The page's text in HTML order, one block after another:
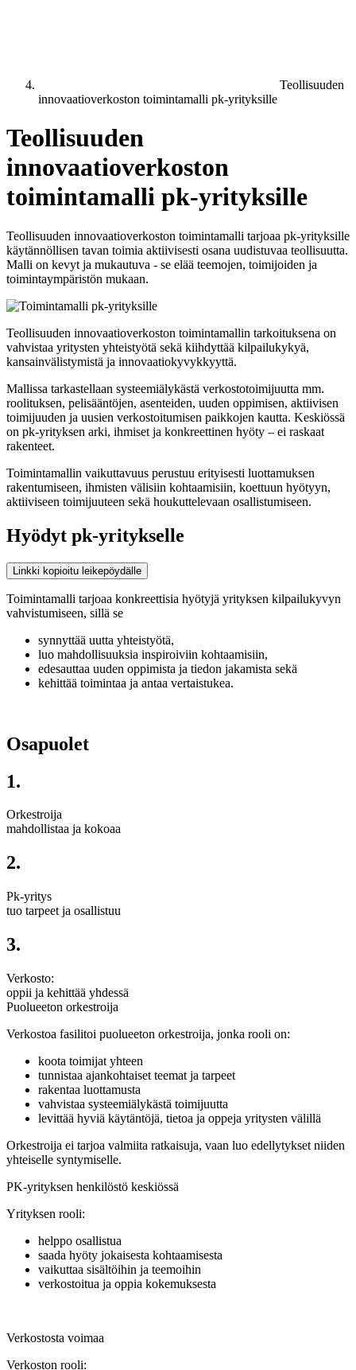
Teollisuuden
innovaatioverkoston toimintamalli pk-yrityksille
Teollisuuden
innovaatioverkoston
toimintamalli pk-yrityksille
Teollisuuden innovaatioverkoston toimintamalli tarjoaa pk-yrityksille
käytännöllisen tavan toimia aktiivisesti osana uudistuvaa teollisuutta.
Malli on kevyt ja mukautuva - se elää teemojen, toimijoiden ja
toimintaympäristön mukaan.
Teollisuuden innovaatioverkoston toimintamallin tarkoituksena on
vahvistaa yritysten yhteistyötä sekä kiihdyttää kilpailukykyä,
kansainvälistymistä ja innovaatiokyvykkyyttä.
Mallissa tarkastellaan systeemiälykästä verkostotoimijuutta mm.
roolituksen, pelisääntöjen, asenteiden, uuden oppimisen, aktiivisen
toimijuuden ja uusien verkostoitumisen paikkojen kautta. Keskiössä
on pk-yrityksen arki, ihmiset ja konkreettinen hyöty – ei raskaat
rakenteet.
Toimintamallin vaikuttavuus perustuu erityisesti luottamuksen
rakentumiseen, ihmisten välisiin kohtaamisiin, koettuun hyötyyn,
aktiiviseen toimijuuteen sekä houkuttelevaan osallistumiseen.
Hyödyt pk-yritykselle
Linkki kopioitu leikepöydälle
Toimintamalli tarjoaa konkreettisia hyötyjä yrityksen kilpailukyvyn
vahvistumiseen, sillä se
synnyttää uutta yhteistyötä,
luo mahdollisuuksia inspiroiviin kohtaamisiin,
edesauttaa uuden oppimista ja tiedon jakamista sekä
kehittää toimintaa ja antaa vertaistukea.
Osapuolet
1.
Orkestroija
mahdollistaa ja kokoaa
2.
Pk-yritys
tuo tarpeet ja osallistuu
3.
Verkosto:
oppii ja kehittää yhdessä
Puolueeton orkestroija
Verkostoa fasilitoi puolueeton orkestroija, jonka rooli on:
koota toimijat yhteen
tunnistaa ajankohtaiset teemat ja tarpeet
rakentaa luottamusta
vahvistaa systeemiälykästä toimijuutta
levittää hyviä käytäntöjä, tietoa ja oppeja yritysten välillä
Orkestroija ei tarjoa valmiita ratkaisuja, vaan luo edellytykset niiden
yhteiselle syntymiselle.
PK-yrityksen henkilöstö keskiössä
Yrityksen rooli:
helppo osallistua
saada hyöty jokaisesta kohtaamisesta
vaikuttaa sisältöihin ja teemoihin
verkostoitua ja oppia kokemuksesta
Verkostosta voimaa
Verkoston rooli: